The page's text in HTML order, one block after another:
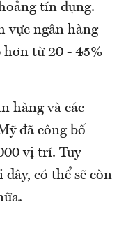
tín dụng.
vực ngân hàng
hơn từ 20 - 45%
hàng và các
đã công bố
vị trí. Tuy
có thể sẽ còn